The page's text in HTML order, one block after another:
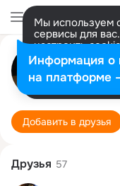
Мы используем
сервисы для
настроить
представитель.
Разрешить все
yarik
Добавить в друзья
Друзья 57
Информация о
на платформе